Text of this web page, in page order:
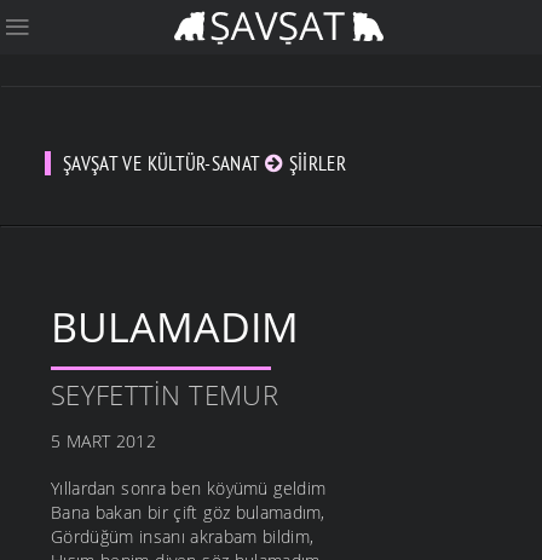
ŞAVŞAT VE KÜLTÜR-SANAT ŞIIRLER
BULAMADIM
SEYFETTIN TEMUR
5 MART 2012
Yıllardan sonra ben köyümü geldim
Bana bakan bir çift göz bulamadım,
Gördüğüm insanı akrabam bildim,